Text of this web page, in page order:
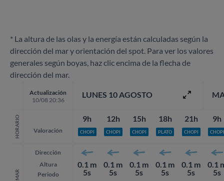
* La altura de las olas y la energía están calculadas según la
dirección del mar y orientación del spot. Para ver los valores
generales según boyas, haz clic encima de la flecha de
dirección del mar.
Actualización
10/08 20:36
HORARIO Valoración
MAR
Dirección
Altura
Periodo
LUNES 10 AGOSTO
9h
CHOPI
0.1 m
5s
12h
CHOPI
0.1 m
5s
15h
CHOPI
0.1 m
5s
18h
PLATO
0.1 m
5s
21h
CHOPI
0.1 m
5s
9h
CHOPI
0.1
5s